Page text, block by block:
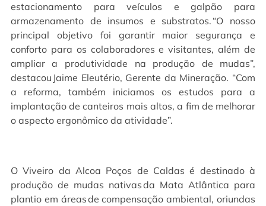
estacionamento para veículos e galpão para
armazenamento de insumos e substratos. “O nosso
principal objetivo foi garantir maior segurança e
conforto para os colaboradores e visitantes, além de
ampliar a produtividade na produção de mudas”,
destacou Jaime Eleutério, Gerente da Mineração. “Com
a reforma, também iniciamos os estudos para a
implantação de canteiros mais altos, a fim de melhorar
o aspecto ergonômico da atividade”.
O Viveiro da Alcoa Poços de Caldas é destinado à
produção de mudas nativas da Mata Atlântica para
plantio em áreas de compensação ambiental, oriundas